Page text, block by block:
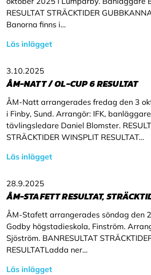
RESULTAT STRÄCKTIDER
Banorna finns i…
Läs inlägget
3.10.2025
ÅM-NATT / OL-CUP 6 RESULTAT
ÅM-Natt arrangerades fredag den 3
i Finby, Sund. Arrangör: IFK,
tävlingsledare Daniel Blomster.
STRÄCKTIDER WINSPLIT RESULTAT…
Läs inlägget
28.9.2025
ÅM-STAFETT RESULTAT,
ÅM-Stafett arrangerades söndag den
Godby högstadieskola, Finström.
Sjöström. BANRESULTAT
RESULTATLadda ner…
Läs inlägget